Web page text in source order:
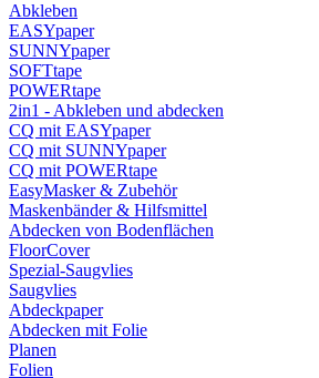
Abkleben
EASYpaper
SUNNYpaper
SOFTtape
POWERtape
2in1 - Abkleben und abdecken
CQ mit EASYpaper
CQ mit SUNNYpaper
CQ mit POWERtape
EasyMasker & Zubehör
Maskenbänder & Hilfsmittel
Abdecken von Bodenflächen
FloorCover
Spezial-Saugvlies
Saugvlies
Abdeckpaper
Abdecken mit Folie
Planen
Folien